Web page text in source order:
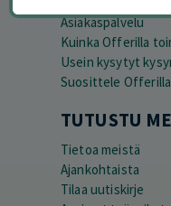
Asiakaspalvelu
Kuinka Offerilla
Usein kysytyt
Suosittele
TUTUSTU
Tietoa meistä
Ajankohtaista
Tilaa uutiskirje